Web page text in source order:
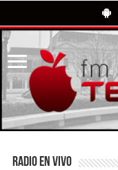
RADIO EN VIVO